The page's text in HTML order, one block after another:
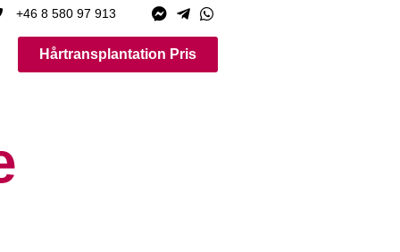
+46 8 580 97 913
Hårtransplantation Pris